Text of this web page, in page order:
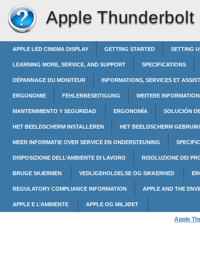
Apple Thunderbolt
APPLE LED CINEMA DISPLAY GETTING STARTED SETTING
LEARNING MORE, SERVICE, AND SUPPORT SPECIFICATIONS
DÉPANNAGE DU MONITEUR INFORMATIONS, SERVICES ET
ERGONOMIE FEHLERBESEITIGUNG WEITERE
MANTENIMIENTO Y SEGURIDAD ERGONOMÍA SOLUCIÓN
HET BEELDSCHERM INSTALLEREN HET BEELDSCHERM
MEER INFORMATIE OVER SERVICE EN ONDERSTEUNING
DISPOSIZIONE DELL’AMBIENTE DI LAVORO RISOLUZIONE DEI
BRUGE SKÆRMEN VEDLIGEHOLDELSE OG SIKKERHED
REGULATORY COMPLIANCE INFORMATION APPLE AND THE
APPLE E L’AMBIENTE APPLE OG MILJØET
Apple